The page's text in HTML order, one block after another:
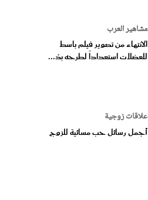
مشاهير العرب
الانتهاء من تصوير فيلم باسط
للعضلات استعداداً لطرحه بدُ...
علاقات زوجية
أجمل رسائل حب مسائية للزوج